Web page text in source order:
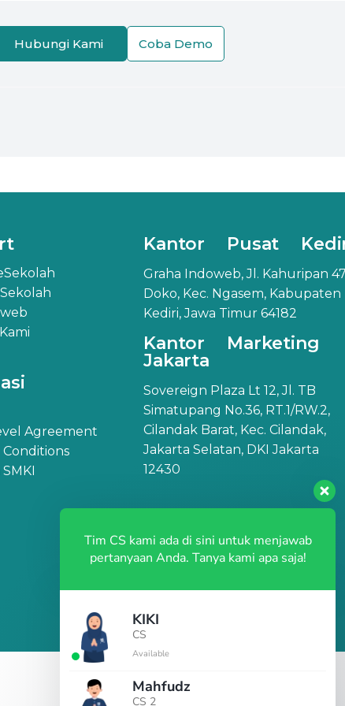
Hubungi Kami Coba Demo
Agreement
Kantor Pusat
Graha Indoweb, Jl. Kahuripan
Doko, Kec. Ngasem, Kabupaten
Kediri, Jawa Timur 64182
Kantor Marketing
Jakarta
Sovereign Plaza Lt 12, Jl. TB
Simatupang No.36, RT.1/RW.2,
Cilandak Barat, Kec. Cilandak,
Jakarta Selatan, DKI Jakarta
12430
Tim CS kami ada di sini untuk menjawab
pertanyaan Anda. Tanya kami apa saja!
KIKI
CS
Available
Mahfudz
CS 2